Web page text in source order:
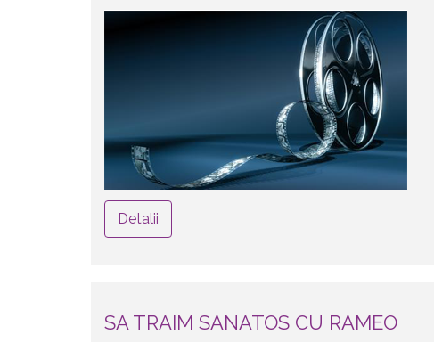
Detalii
SA TRAIM SANATOS CU RAMEO